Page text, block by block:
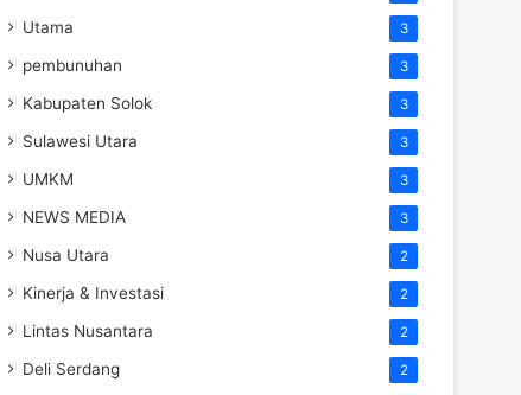
Utama 3
pembunuhan 3
Kabupaten Solok 3
Sulawesi Utara 3
UMKM 3
NEWS MEDIA 3
Nusa Utara 2
Kinerja & Investasi 2
Lintas Nusantara 2
Deli Serdang 2